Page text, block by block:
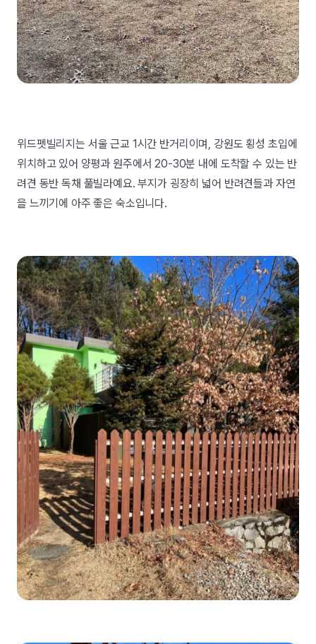
위드펫빌리지는 서울 근교 1시간 반거리이며, 강원도 횡성 초입에
위치하고 있어 양평과 원주에서 20-30분 내에 도착할 수 있는 반
려견 동반 독채 풀빌라예요. 부지가 굉장히 넓어 반려견들과 자연
을 느끼기에 아주 좋은 숙소입니다.